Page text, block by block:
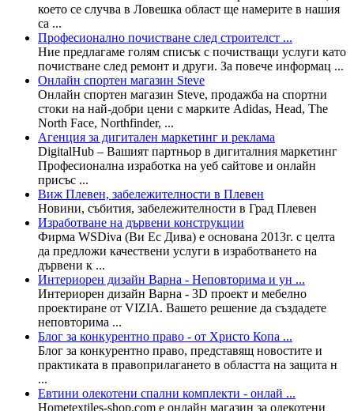
което се случва в Ловешка област ще намерите в нашия
са ...
Професионално почистване след строителст ...
Ние предлагаме голям списък с почистващи услуги като
почистване след ремонт и други. За повече информац ...
Онлайн спортен магазин Steve
Онлайн спортен магазин Steve, продажба на спортни
стоки на най-добри цени с марките Adidas, Head, The
North Face, Northfinder, ...
Агенция за дигитален маркетинг и реклама
DigitalHub – Вашият партньор в дигиталния маркетинг
Професионална изработка на уеб сайтове и онлайн
присъс ...
Виж Плевен, забележителности в Плевен
Новини, събития, забележителности в Град Плевен
Изработване на дървени конструкции
Фирма WSDiva (Ви Ес Дива) е основана 2013г. с целта
да предложи качествени услуги в изработването на
дървени к ...
Интериорен дизайн Варна - Неповторима и ун ...
Интериорен дизайн Варна - 3D проект и мебелно
проектиране от VIZIA. Вашето решение да създадете
неповторима ...
Блог за конкурентно право - от Христо Копа ...
Блог за конкурентно право, представящ новостите и
практиката в правоприлагането в областта на защита н
...
Евтини олекотени спални комплекти - онлай ...
Hometextiles-shop.com е онлайн магазин за олекотени